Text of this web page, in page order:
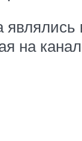
на